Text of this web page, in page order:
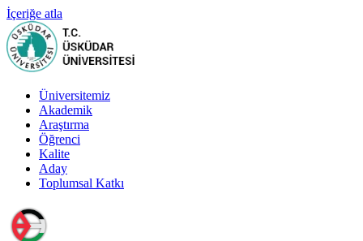
İçeriğe atla
Üniversitemiz
Akademik
Araştırma
Öğrenci
Kalite
Aday
Toplumsal Katkı